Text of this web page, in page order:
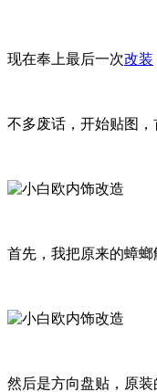
现在奉上最后一次改装
不多废话，开始贴图，
首先，我把原来的蟑
然后是方向盘贴，原